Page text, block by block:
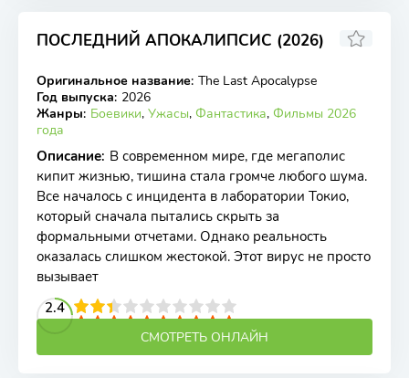
ПОСЛЕДНИЙ АПОКАЛИПСИС (2026)
WEB-DL
Оригинальное название: The Last Apocalypse
Год выпуска: 2026
Жанры: Боевики, Ужасы, Фантастика, Фильмы 2026
года
Описание: В современном мире, где мегаполис
кипит жизнью, тишина стала громче любого шума.
Все началось с инцидента в лаборатории Токио,
который сначала пытались скрыть за
формальными отчетами. Однако реальность
оказалась слишком жестокой. Этот вирус не просто
вызывает
2.4
4 5 6 7 8 9 10
СМОТРЕТЬ ОНЛАЙН